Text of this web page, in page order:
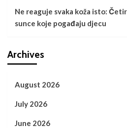
Ne reaguje svaka koža isto:
sunce koje pogađaju djecu
Archives
August 2026
July 2026
June 2026